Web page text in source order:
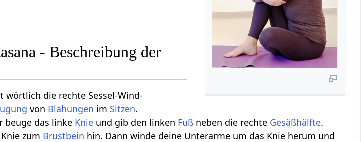
- Beschreibung der
wörtlich die rechte Sessel-Wind-
von Blähungen im Sitzen.
beuge das linke Knie und gib den linken Fuß neben die rechte Gesäßhälfte.
zum Brustbein hin. Dann winde deine Unterarme um das Knie herum und